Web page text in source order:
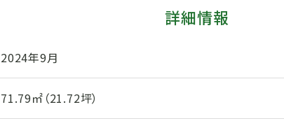
詳細情報
2024年9月
71.79㎡（21.72坪）